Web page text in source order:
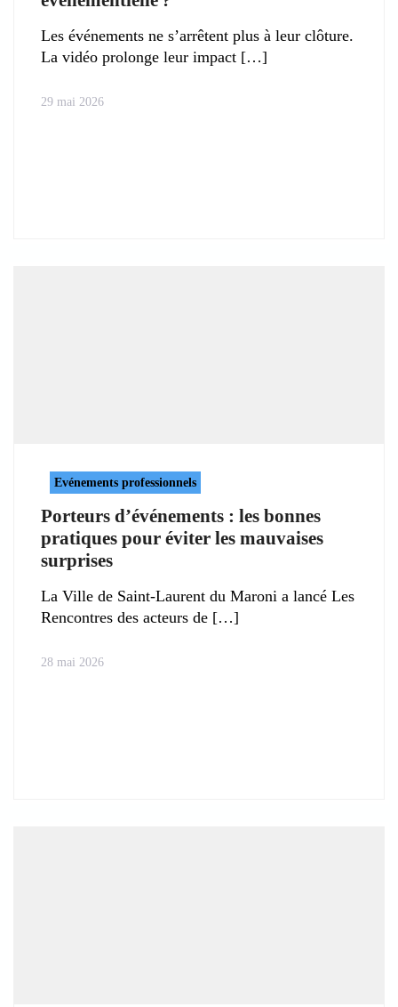
Les événements ne s’arrêtent plus à leur clôture.
La vidéo prolonge leur impact
29 mai 2026
Evénements professionnels
Porteurs d’événements : les bonnes
pratiques pour éviter les mauvaises
surprises
La Ville de Saint-Laurent du Maroni a lancé Les
Rencontres des acteurs de
28 mai 2026